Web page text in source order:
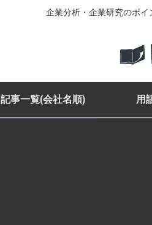
企業分析・企業研究のポイ
記事一覧(会社名順) 用